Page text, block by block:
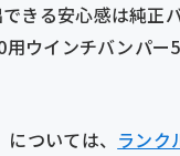
きる安心感は純正
ウインチバンパー
ついては、 ランク